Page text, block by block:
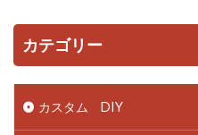
カテゴリー
カスタム DIY